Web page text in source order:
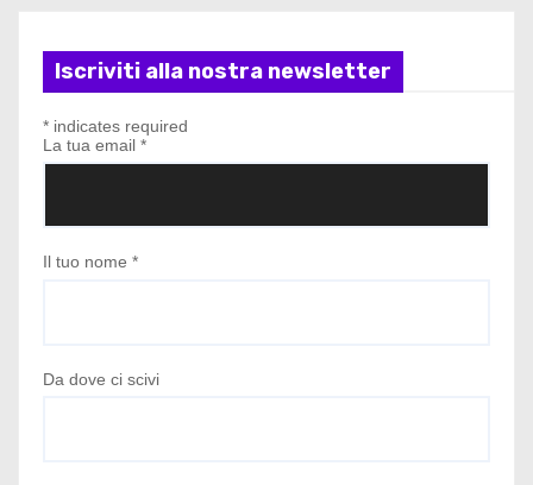
Iscriviti alla nostra newsletter
* indicates required
La tua email *
Il tuo nome *
Da dove ci scivi